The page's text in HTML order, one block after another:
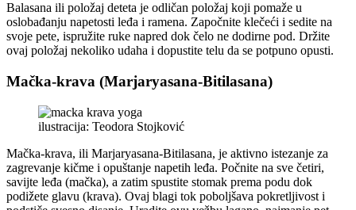
Balasana ili položaj deteta je odličan položaj koji pomaže u
oslobađanju napetosti leđa i ramena. Započnite klečeći i sedite na
svoje pete, ispružite ruke napred dok čelo ne dodirne pod. Držite
ovaj položaj nekoliko udaha i dopustite telu da se potpuno opusti.
Mačka-krava (Marjaryasana-Bitilasana)
ilustracija: Teodora Stojković
Mačka-krava, ili Marjaryasana-Bitilasana, je aktivno istezanje za
zagrevanje kičme i opuštanje napetih leđa. Počnite na sve četiri,
savijte leđa (mačka), a zatim spustite stomak prema podu dok
podižete glavu (krava). Ovaj blagi tok poboljšava pokretljivost i